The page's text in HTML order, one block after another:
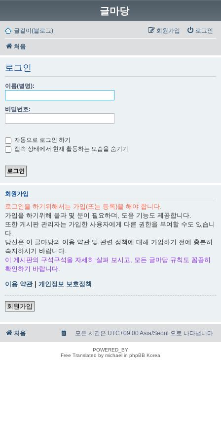
글마당
글걸이(블로그) 로그인
회원가입
처음
로그인
이름(별명):
비밀번호:
자동으로 로그인 하기
접속 상태에서 현재 활동하는 모습을 숨기기
회원가입
로그인을 하기위해서는 가입(또는 등록)을 해야 합니다.
가입을 하기위해 불과 몇 분이 필요하며, 도움 기능도 제공합니다.
또한 게시판 관리자는 가입한 사용자에게 다른 권한을 부여할 수도 있습니
다.
당신은 이 글마당의 이용 약관 및 관련 정책에 대해 가입하기 전에 충분히
숙지하시기 바랍니다.
이 게시판의 구석구석을 자세히 살펴 보시고, 모든 글마당 규칙도 꼼꼼히
확인하기 바랍니다.
이용 약관| 개인정보 보호정책
회원가입
처음 모든 시간은 UTC+09:00 Asia/Seoul 으로 나타냅니다
POWERED_BY
Free Translated by michael in phpBB Korea